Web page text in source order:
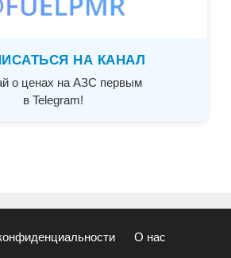
НА КАНАЛ
о ценах на АЗС первым
в Telegram!
О нас